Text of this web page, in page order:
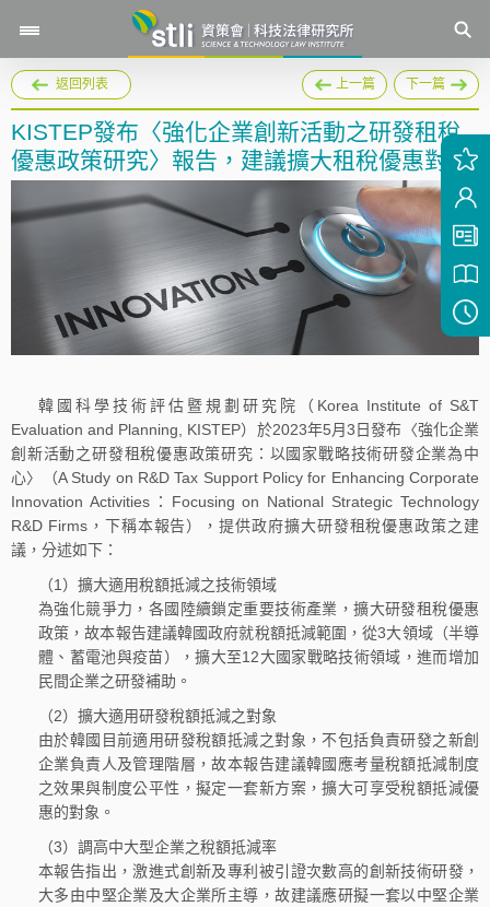
返回列表 上一篇 下一篇
KISTEP發布〈強化企業創新活動之研發租稅
優惠政策研究〉報告，建議擴大租稅優惠對象
韓國科學技術評估暨規劃研究院（Korea Institute of S&T
Evaluation and Planning, KISTEP）於2023年5月3日發布〈強化企業
創新活動之研發租稅優惠政策研究：以國家戰略技術研發企業為中
心〉（A Study on R&D Tax Support Policy for Enhancing Corporate
Innovation Activities：Focusing on National Strategic Technology
R&D Firms，下稱本報告），提供政府擴大研發租稅優惠政策之建
議，分述如下：
（1）擴大適用稅額抵減之技術領域
為強化競爭力，各國陸續鎖定重要技術產業，擴大研發租稅優惠
政策，故本報告建議韓國政府就稅額抵減範圍，從3大領域（半導
體、蓄電池與疫苗），擴大至12大國家戰略技術領域，進而增加
民間企業之研發補助。
（2）擴大適用研發稅額抵減之對象
由於韓國目前適用研發稅額抵減之對象，不包括負責研發之新創
企業負責人及管理階層，故本報告建議韓國應考量稅額抵減制度
之效果與制度公平性，擬定一套新方案，擴大可享受稅額抵減優
惠的對象。
（3）調高中大型企業之稅額抵減率
本報告指出，激進式創新及專利被引證次數高的創新技術研發，
大多由中堅企業及大企業所主導，故建議應研擬一套以中堅企業